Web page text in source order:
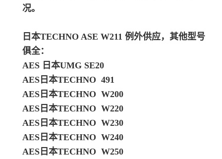
况。
日本TECHNO ASE W211 例外供应，其他型号
俱全：
AES 日本UMG SE20
AES日本TECHNO 491
AES日本TECHNO W200
AES日本TECHNO W220
AES日本TECHNO W230
AES日本TECHNO W240
AES日本TECHNO W250